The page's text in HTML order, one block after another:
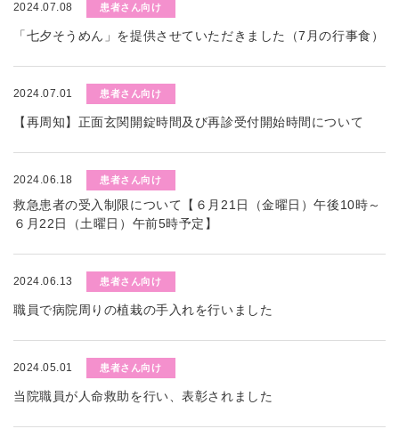
2024.07.08 患者さん向け
「七夕そうめん」を提供させていただきました（7月の行事食）
2024.07.01 患者さん向け
【再周知】正面玄関開錠時間及び再診受付開始時間について
2024.06.18 患者さん向け
救急患者の受入制限について【６月21日（金曜日）午後10時～
６月22日（土曜日）午前5時予定】
2024.06.13 患者さん向け
職員で病院周りの植栽の手入れを行いました
2024.05.01 患者さん向け
当院職員が人命救助を行い、表彰されました